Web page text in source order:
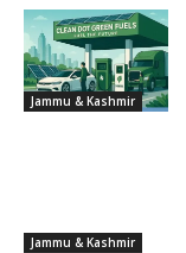
Jammu & Kashmir
Jammu & Kashmir